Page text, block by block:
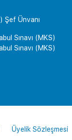
Şef Ünvanı
Sınavı (MKS)
Sınavı (MKS)
Üyelik Sözleşmesi